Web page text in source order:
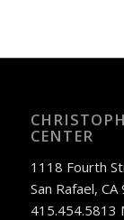
CENTER
1118 Fourth
San Rafael, CA
415.454.5813